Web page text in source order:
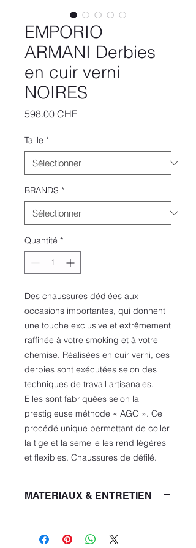
EMPORIO
ARMANI Derbies
en cuir verni
NOIRES
598.00 CHFPrix
Taille *
BRANDS *
Quantité *
Des chaussures dédiées aux
occasions importantes, qui donnent
une touche exclusive et extrêmement
raffinée à votre smoking et à votre
chemise. Réalisées en cuir verni, ces
derbies sont exécutées selon des
techniques de travail artisanales.
Elles sont fabriquées selon la
prestigieuse méthode « AGO ». Ce
procédé unique permettant de coller
la tige et la semelle les rend légères
et flexibles. Chaussures de défilé.
MATERIAUX & ENTRETIEN
Sans applications